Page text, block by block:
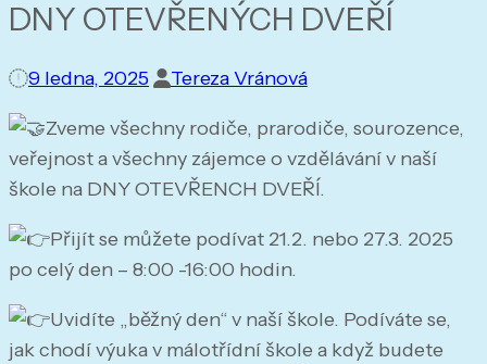
DNY OTEVŘENÝCH DVEŘÍ
9 ledna, 2025 Tereza Vránová
Zveme všechny rodiče, prarodiče, sourozence,
veřejnost a všechny zájemce o vzdělávání v naší
škole na DNY OTEVŘENCH DVEŘÍ.
Přijít se můžete podívat 21.2. nebo 27.3. 2025
po celý den – 8:00 -16:00 hodin.
Uvidíte „běžný den“ v naší škole. Podíváte se,
jak chodí výuka v málotřídní škole a když budete